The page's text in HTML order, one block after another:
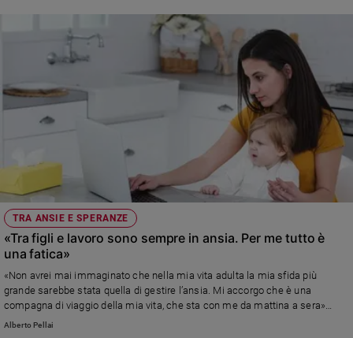
TRA ANSIE E SPERANZE
«Tra figli e lavoro sono sempre in ansia. Per me tutto è
una fatica»
«Non avrei mai immaginato che nella mia vita adulta la mia sfida più
grande sarebbe stata quella di gestire l’ansia. Mi accorgo che è una
compagna di viaggio della mia vita, che sta con me da mattina a sera»
Leggi la risposta di Alberto Pellai
Alberto Pellai